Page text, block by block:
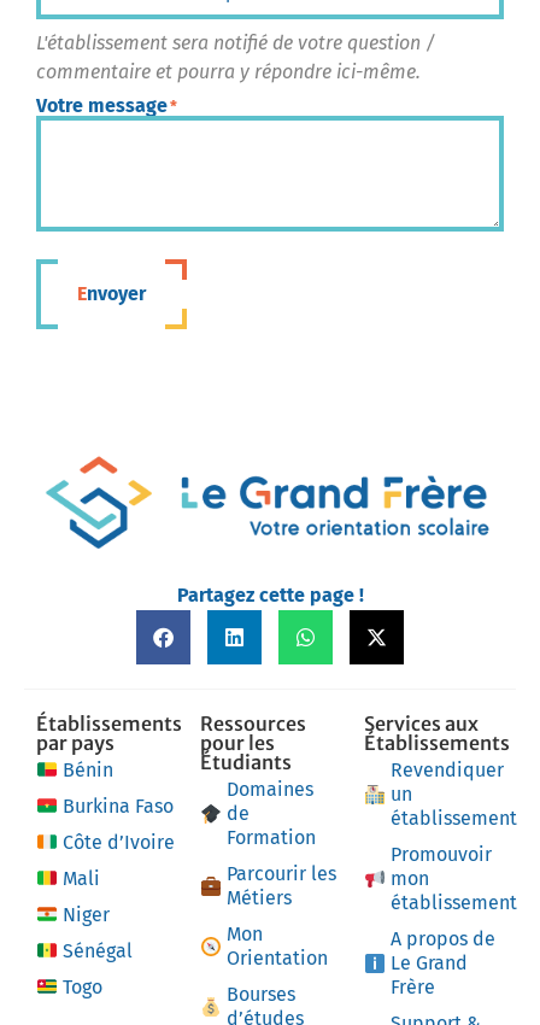
L'établissement sera notifié de votre question /
commentaire et pourra y répondre ici-même.
Votre message*
Envoyer
Partagez cette page !
Établissements
par pays
Bénin
Burkina Faso
Côte d’Ivoire
Mali
Niger
Sénégal
Togo
Ressources
pour les
Étudiants
Domaines
de
Formation
Parcourir les
Métiers
Mon
Orientation
Bourses
d’études
Services aux
Établissements
Revendiquer
un
établissement
Promouvoir
mon
établissement
A propos de
Le Grand
Frère